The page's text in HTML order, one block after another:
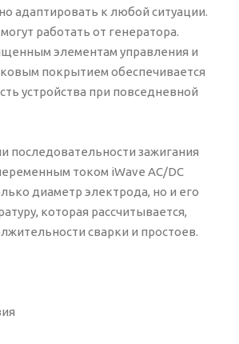
адаптировать к любой ситуации.
работать от генератора.
элементам управления и
покрытием обеспечивается
устройства при повседневной
последовательности зажигания
током iWave AC/DC
диаметр электрода, но и его
которая рассчитывается,
сварки и простоев.